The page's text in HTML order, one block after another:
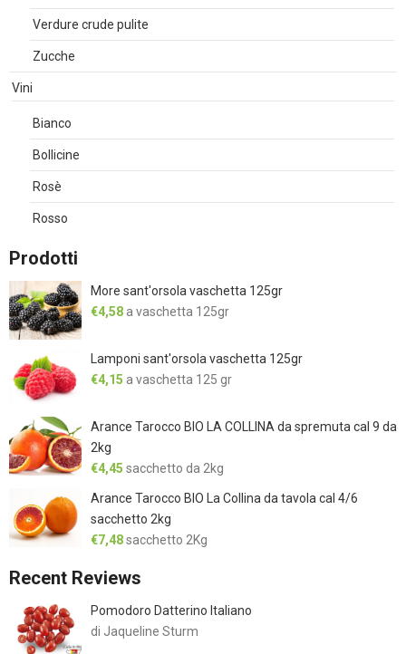
Verdure crude pulite
Zucche
Vini
Bianco
Bollicine
Rosè
Rosso
Prodotti
More sant'orsola vaschetta 125gr
€4,58 a vaschetta 125gr
Lamponi sant'orsola vaschetta 125gr
€4,15 a vaschetta 125 gr
Arance Tarocco BIO LA COLLINA da spremuta cal 9 da
2kg
€4,45 sacchetto da 2kg
Arance Tarocco BIO La Collina da tavola cal 4/6
sacchetto 2kg
€7,48sacchetto 2Kg
Recent Reviews
Pomodoro Datterino Italiano
di Jaqueline Sturm